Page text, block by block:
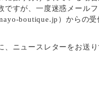
ですが、一度迷惑メール
boutique.jp）からの受
、ニュースレターをお送